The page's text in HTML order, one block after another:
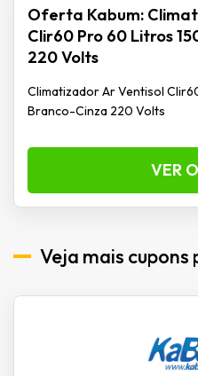
Oferta Kabum:
Clir60 Pro 60 Litros
220 Volts
Climatizador Ar Ventisol
Branco-Cinza 220 Volts
VER
Veja mais cupons